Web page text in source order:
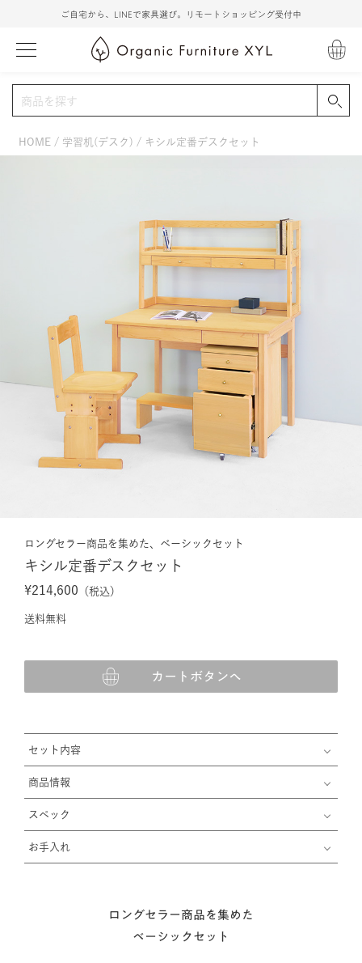
ご自宅から、LINEで家具選び。リモートショッピング受付中
HOME 学習机(デスク) キシル定番デスクセット
ロングセラー商品を集めた、ベーシックセット
キシル定番デスクセット
¥214,600 （税込）
送料無料
カートボタンへ
セット内容
商品情報
スペック
お手入れ
ロングセラー商品を集めた
ベーシックセット